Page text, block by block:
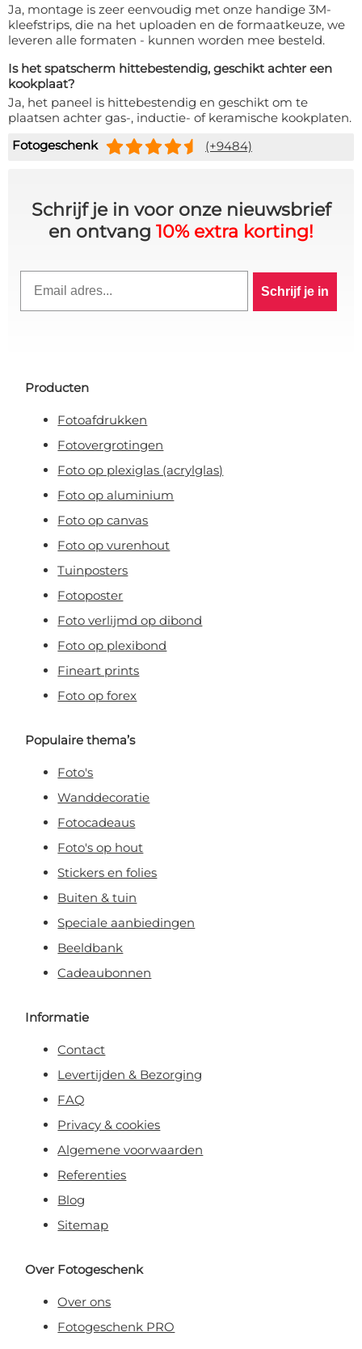
Ja, montage is zeer eenvoudig met onze handige 3M-
kleefstrips, die na het uploaden en de formaatkeuze, we
leveren alle formaten - kunnen worden mee besteld.
Is het spatscherm hittebestendig, geschikt achter een
kookplaat?
Ja, het paneel is hittebestendig en geschikt om te
plaatsen achter gas-, inductie- of keramische kookplaten.
Fotogeschenk
(+9484)
Schrijf je in voor onze nieuwsbrief
en ontvang 10% extra korting!
Schrijf je in
Producten
Fotoafdrukken
Fotovergrotingen
Foto op plexiglas (acrylglas)
Foto op aluminium
Foto op canvas
Foto op vurenhout
Tuinposters
Fotoposter
Foto verlijmd op dibond
Foto op plexibond
Fineart prints
Foto op forex
Populaire thema’s
Foto's
Wanddecoratie
Fotocadeaus
Foto's op hout
Stickers en folies
Buiten & tuin
Speciale aanbiedingen
Beeldbank
Cadeaubonnen
Informatie
Contact
Levertijden & Bezorging
FAQ
Privacy & cookies
Algemene voorwaarden
Referenties
Blog
Sitemap
Over Fotogeschenk
Over ons
Fotogeschenk PRO